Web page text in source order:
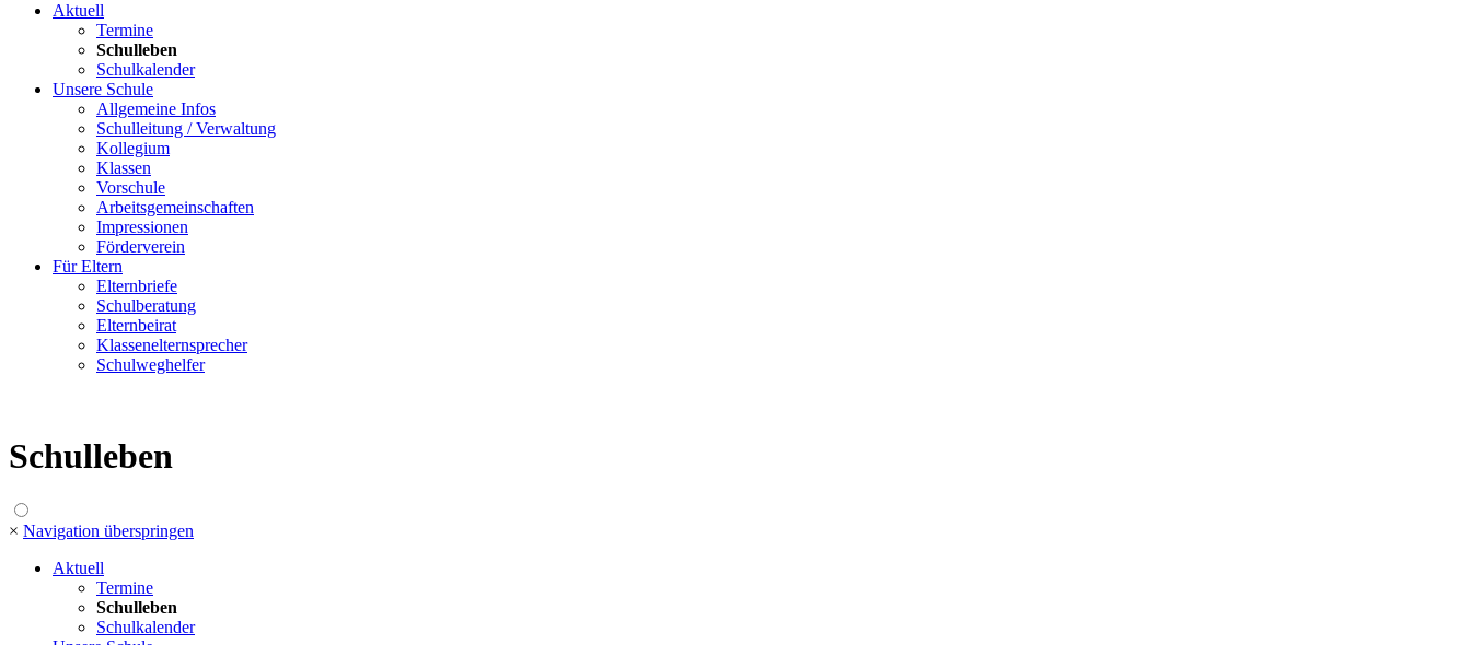
Aktuell
Termine
Schulleben
Schulkalender
Unsere Schule
Allgemeine Infos
Schulleitung / Verwaltung
Kollegium
Klassen
Vorschule
Arbeitsgemeinschaften
Impressionen
Förderverein
Für Eltern
Elternbriefe
Schulberatung
Elternbeirat
Klassenelternsprecher
Schulweghelfer
Schulleben
× Navigation überspringen
Aktuell
Termine
Schulleben
Schulkalender